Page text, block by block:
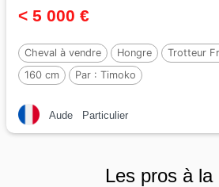
< 5 000 €
Cheval à vendre Hongre Trotteur
160 cm
Par : Timoko
Aude Particulier
Les pros à la